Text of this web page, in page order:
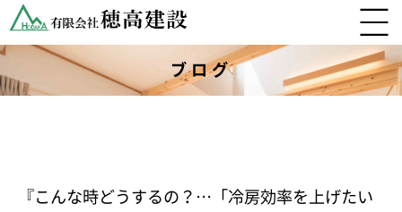
ブログ
『こんな時どうするの？…「冷房効率を上げたい